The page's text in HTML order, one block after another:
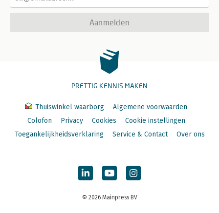
Aanmelden
PRETTIG KENNIS MAKEN
Thuiswinkel waarborg
Algemene voorwaarden
Colofon
Privacy Cookies
Cookie instellingen
Toegankelijkheidsverklaring
Service & Contact Over ons
© 2026 Mainpress BV